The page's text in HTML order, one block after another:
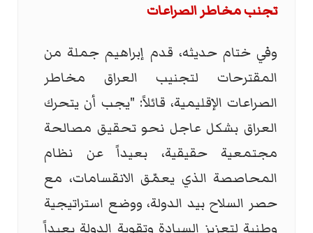
تجنب مخاطر الصراعات
وفي ختام حديثه، قدم إبراهيم جملة من
المقترحات لتجنيب العراق مخاطر
الصراعات الإقليمية، قائلاً: "يجب أن يتحرك
العراق بشكل عاجل نحو تحقيق مصالحة
مجتمعية حقيقية، بعيداً عن نظام
المحاصصة الذي يعمّق الانقسامات، مع
حصر السلاح بيد الدولة، ووضع استراتيجية
وطنية لتعزيز السيادة وتقوية الدولة بعيداً